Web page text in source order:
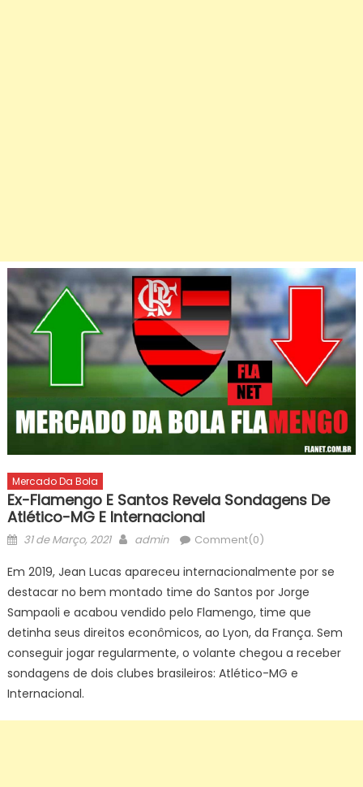
Mercado Da Bola
Ex-Flamengo E Santos Revela Sondagens De
Atlético-MG E Internacional
Posted
31 de Março, 2021 Author
admin Comment(0)
Em 2019, Jean Lucas apareceu internacionalmente por se
destacar no bem montado time do Santos por Jorge
Sampaoli e acabou vendido pelo Flamengo, time que
detinha seus direitos econômicos, ao Lyon, da França. Sem
conseguir jogar regularmente, o volante chegou a receber
sondagens de dois clubes brasileiros: Atlético-MG e
Internacional.